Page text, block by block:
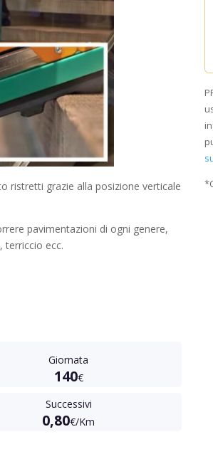
ristretti grazie alla posizione verticale
pavimentazioni di ogni genere,
terriccio ecc.
Giornata
140€
Successivi
0,80€/Km